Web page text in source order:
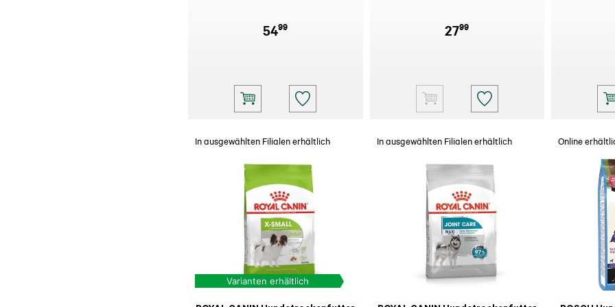
5499 2799
In ausgewählten Filialen erhältlich
Varianten erhältlich
In ausgewählten Filialen erhältlich Online